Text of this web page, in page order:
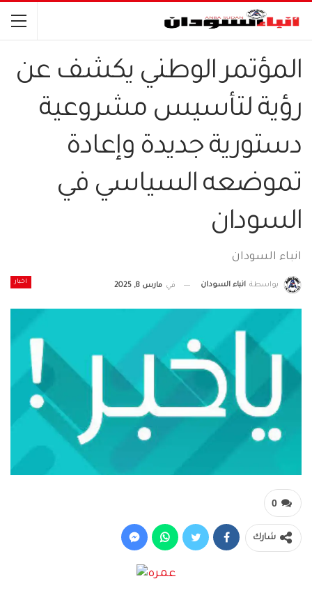
المؤتمر الوطني يكشف عن
رؤية لتأسيس مشروعية
دستورية جديدة وإعادة
تموضعه السياسي في
السودان
انباء السودان
اخبار بواسطة انباء السودان في مارس 8, 2025
0
شارك